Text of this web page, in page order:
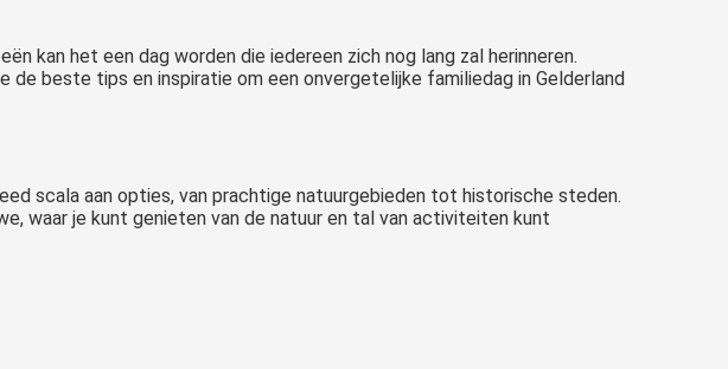
kan het een dag worden die iedereen zich nog lang zal herinneren.
beste tips en inspiratie om een onvergetelijke familiedag in Gelderland
scala aan opties, van prachtige natuurgebieden tot historische steden.
waar je kunt genieten van de natuur en tal van activiteiten kunt